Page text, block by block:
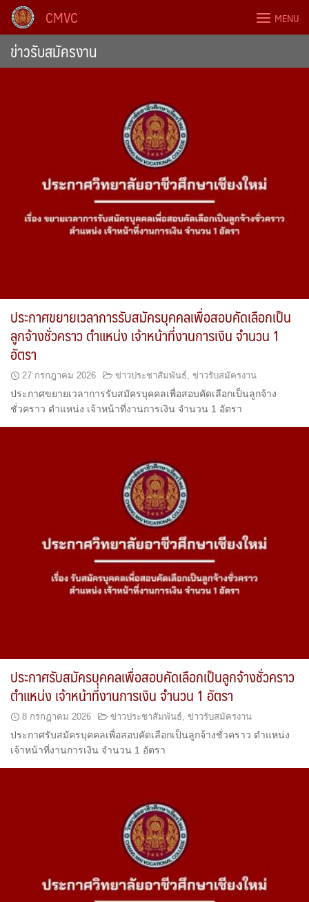
Skip
content
CMVC MENU
ข่าวรับสมัครงาน
ประกาศขยายเวลาการรับสมัครบุคคลเพื่อสอบคัดเลือกเป็น
ลูกจ้างชั่วคราว ตำแหน่ง เจ้าหน้าที่งานการเงิน จำนวน 1
อัตรา
27 กรกฎาคม 2026 ข่าวประชาสัมพันธ์, ข่าวรับสมัครงาน
ประกาศขยายเวลาการรับสมัครบุคคลเพื่อสอบคัดเลือกเป็นลูกจ้าง
ชั่วคราว ตำแหน่ง เจ้าหน้าที่งานการเงิน จำนวน 1 อัตรา
ประกาศรับสมัครบุคคลเพื่อสอบคัดเลือกเป็นลูกจ้างชั่วคราว
ตำแหน่ง เจ้าหน้าที่งานการเงิน จำนวน 1 อัตรา
8 กรกฎาคม 2026 ข่าวประชาสัมพันธ์ ข่าวรับสมัครงาน
ประกาศรับสมัครบุคคลเพื่อสอบคัดเลือกเป็นลูกจ้างชั่วคราว ตำแหน่ง
เจ้าหน้าที่งานการเงิน จำนวน 1 อัตรา